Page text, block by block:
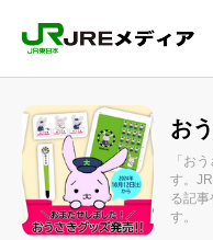
お
「お
す。
る記
す。